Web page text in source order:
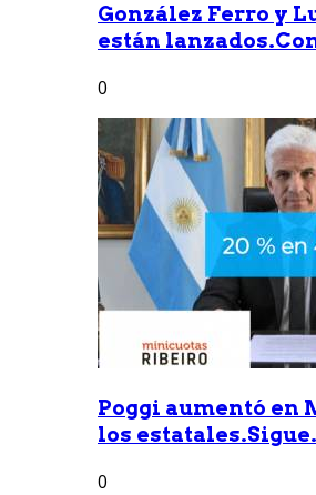
González Ferro y
están
0
Poggi aumentó en
los
0